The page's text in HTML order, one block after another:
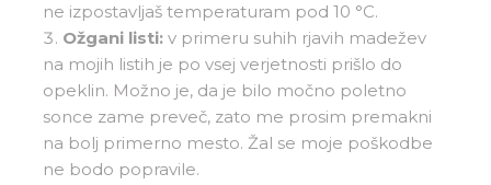
ne izpostavljaš temperaturam pod 10 °C.
Ožgani listi:v primeru suhih rjavih madežev
na mojih listih je po vsej verjetnosti prišlo do
opeklin. Možno je, da je bilo močno poletno
sonce zame preveč, zato me prosim premakni
na bolj primerno mesto. Žal se moje poškodbe
ne bodo popravile.